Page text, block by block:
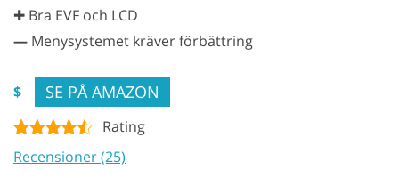
✚ Bra EVF och LCD
— Menysystemet kräver förbättring
$ SE PÅ AMAZON
Rating
Recensioner (25)